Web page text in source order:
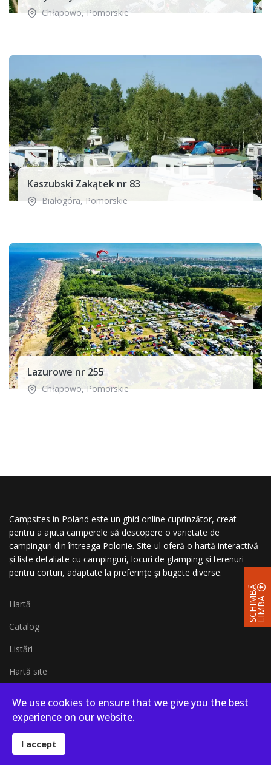
S
C
H
IM
B
Ă
L
I
M
BA
Chłapowo,Pomorskie
Kaszubski Zakątek nr 83
Białogóra, Pomorskie
Lazurowe nr 255
Chłapowo,Pomorskie
Campsites in Poland este un ghid online cuprinzător, creat
pentru a ajuta camperele să descopere o varietate de
campinguri din întreaga Polonie. Site-ul oferă o hartă interactivă
și liste detaliate cu campinguri, locuri de glamping și terenuri
pentru corturi, adaptate la preferințe și bugete diverse.
Hartă
Catalog
Listări
Hartă site
Blog
We use cookies to ensure that we give you the best
experience on our website.
I accept